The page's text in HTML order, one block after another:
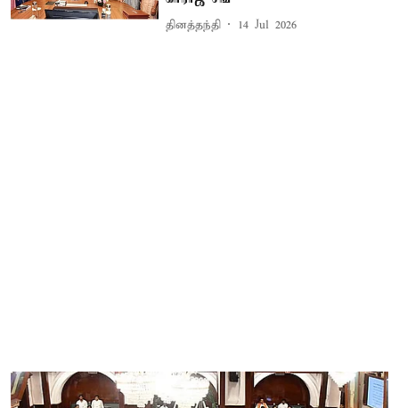
தினத்தந்தி 14 Jul 2026